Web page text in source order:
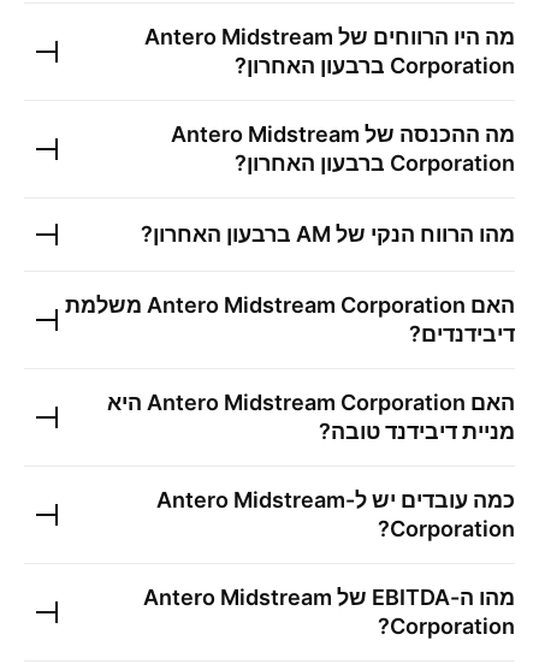
מה היו הרווחים של Antero Midstream
Corporation ברבעון האחרון?
מה ההכנסה של Antero Midstream
Corporation ברבעון האחרון?
מהו הרווח הנקי של AM ברבעון האחרון?
האם Antero Midstream Corporation משלמת
דיבידנדים?
האם Antero Midstream Corporation היא
מניית דיבידנד טובה?
כמה עובדים יש ל-Antero Midstream
Corporation
?
מהו ה-EBITDA של
Antero Midstream
Corporation
?